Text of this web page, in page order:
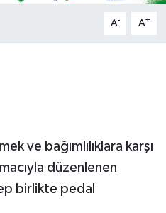
A- A+
ve bağımlılıklara karşı
düzenlenen
birlikte pedal